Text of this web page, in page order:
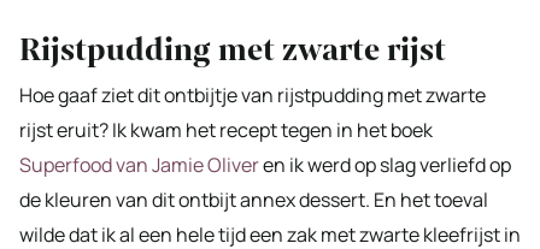
Rijstpudding met zwarte rijst
Hoe gaaf ziet dit ontbijtje van rijstpudding met zwarte
rijst eruit? Ik kwam het recept tegen in het boek
Superfood van Jamie Oliveren ik werd op slag verliefd op
de kleuren van dit ontbijt annex dessert. En het toeval
wilde dat ik al een hele tijd een zak met zwarte kleefrijst in